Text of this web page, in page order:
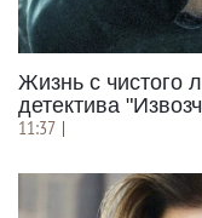
Жизнь с чистого
детектива
11:37 |